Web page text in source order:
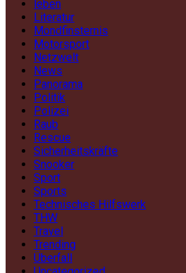
leben
Literatur
Mondfinsternis
Motorsport
Netzwelt
News
Panorama
Politik
Polizei
Raub
Rescue
Sicherheitskräfte
Snooker
Sport
Sports
Technisches Hilfswerk
THW
Travel
Trending
Überfall